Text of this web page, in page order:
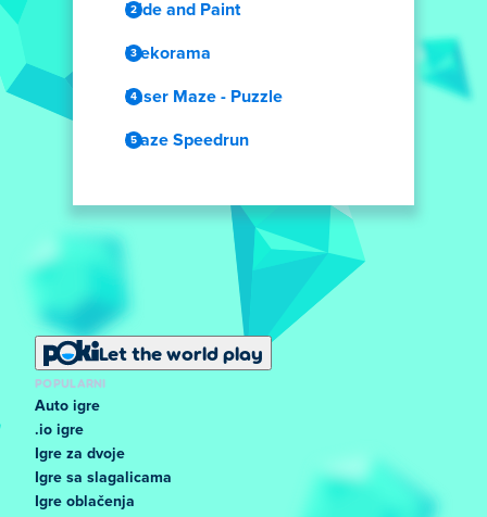
Hide and Paint
Mekorama
Laser Maze - Puzzle
Maze Speedrun
Let the world play
POPULARNI
Auto igre
.io igre
Igre za dvoje
Igre sa slagalicama
Igre oblačenja